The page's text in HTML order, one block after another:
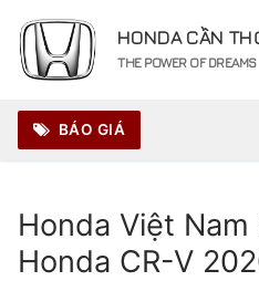
đến
nội
HONDA CẦN
THE POWER OF DREAMS
BÁO GIÁ
Honda Việt
Honda CR-V